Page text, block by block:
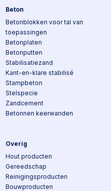
Beton
Betonblokken voor tal van
toepassingen
Betonplaten
Betonputten
Stabilisatiezand
Kant-en-klare stabilisé
Stampbeton
Stelspecie
Zandcement
Betonnen keerwanden
Overig
Hout producten
Gereedschap
Reinigingsproducten
Bouwproducten